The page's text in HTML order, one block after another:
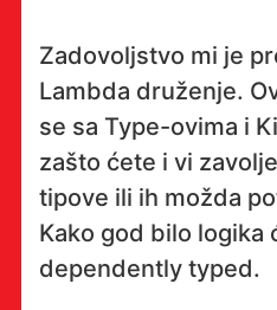
Zadovoljstvo mi je
Lambda druženje.
se sa Type-ovima i
zašto ćete i vi
tipove ili ih možda
Kako god bilo logika
dependently typed.